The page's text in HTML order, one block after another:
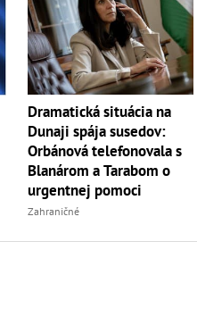
Dramatická situácia na
Dunaji spája susedov:
Orbánová telefonovala s
Blanárom a Tarabom o
urgentnej pomoci
Zahraničné